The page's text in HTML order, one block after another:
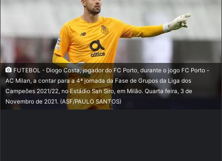
FUTEBOL - Diogo Costa, jogador do FC Porto, durante o jogo FC Porto -
AC Milan, a contar para a 4ª jornada da Fase de Grupos da Liga dos
Campeões 2021/22, no Estádio San Siro, em Milão. Quarta feira, 3 de
Novembro de 2021. (ASF/PAULO SANTOS)